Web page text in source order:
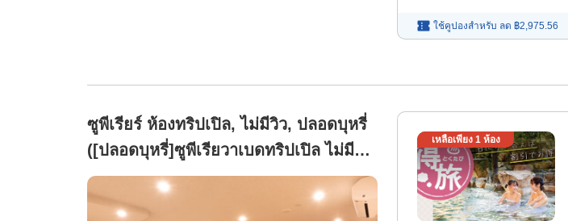
ใช้คูปองสำหรับ ลด ฿2,975.56
ซูพีเรียร์ ห้องทริปเปิล, ไม่มีวิว, ปลอดบุหรี่
([ปลอดบุหรี่]ซูพีเรียวาเบดทริปเปิล ไม่มี
อ่างอาบน้ำในตัว (ไม่มีวิว))
เหลือเพียง 1ห้อง